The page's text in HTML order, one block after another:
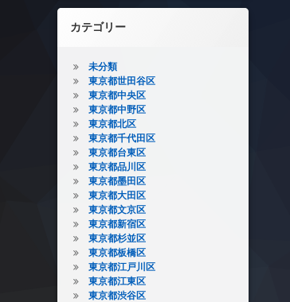
カテゴリー
未分類
東京都世田谷区
東京都中央区
東京都中野区
東京都北区
東京都千代田区
東京都台東区
東京都品川区
東京都墨田区
東京都大田区
東京都文京区
東京都新宿区
東京都杉並区
東京都板橋区
東京都江戸川区
東京都江東区
東京都渋谷区